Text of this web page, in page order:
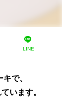
LINE
で、
います。